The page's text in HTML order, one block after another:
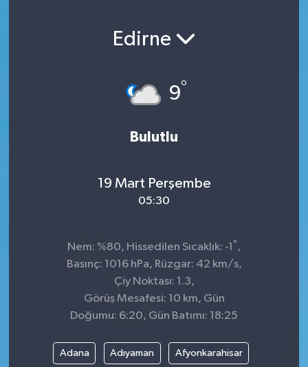
Edirne
9°
Bulutlu
19 Mart Perşembe
05:30
Nem: %80, Hissedilen Sıcaklık: -1 ° ,
Basınç: 1016 hPa, Rüzgar: 42 km/s,
Çiy Noktası: 1.3,
Görüş Mesafesi: 10 km, Gün
Doğumu: 6:20, Gün Batımı: 18:25
Adana Adıyaman Afyonkarahisar